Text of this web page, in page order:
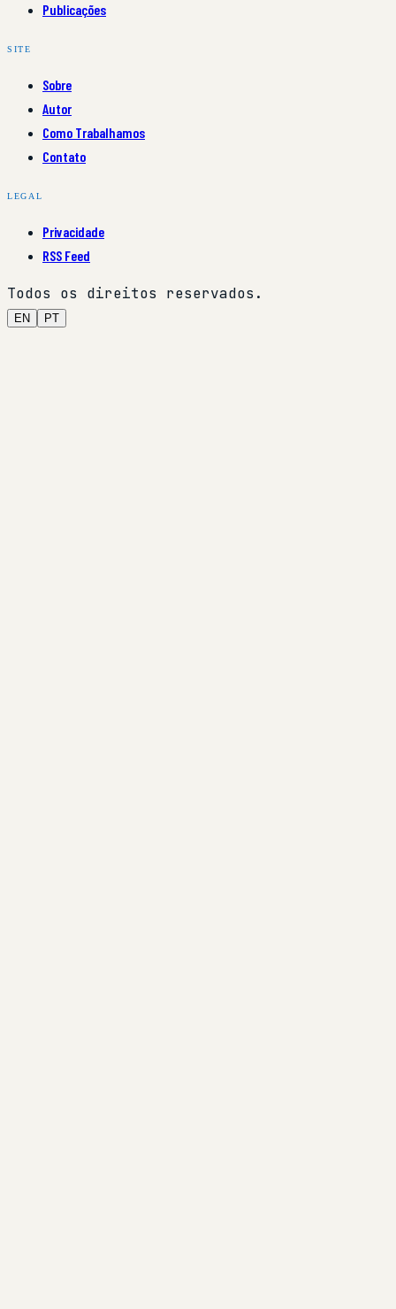
Publicações
SITE
Sobre
Autor
Como Trabalhamos
Contato
LEGAL
Privacidade
RSS Feed
Todos os direitos reservados.
EN PT